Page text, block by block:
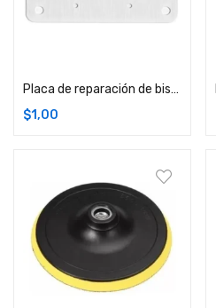
Placa de reparación de bisagras
$1,00